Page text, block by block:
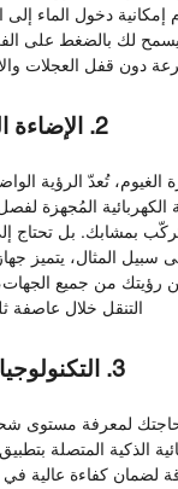
إمكانية دخول الماء إلى
يسمح لك بالضغط على
دون قفل العجلات
2. الإضاءة المتكاملة والرؤية
الغيوم، تُعدّ الرؤية
الكهربائية المُجهزة
بمشابك. بل تحتاج
رؤيتك من جميع
التنقل خلال عاصفة
3. التكنولوجيا الذكية والاتصال
لمعرفة مستوى
الذكية المتصلة
لضمان كفاءة عالية في